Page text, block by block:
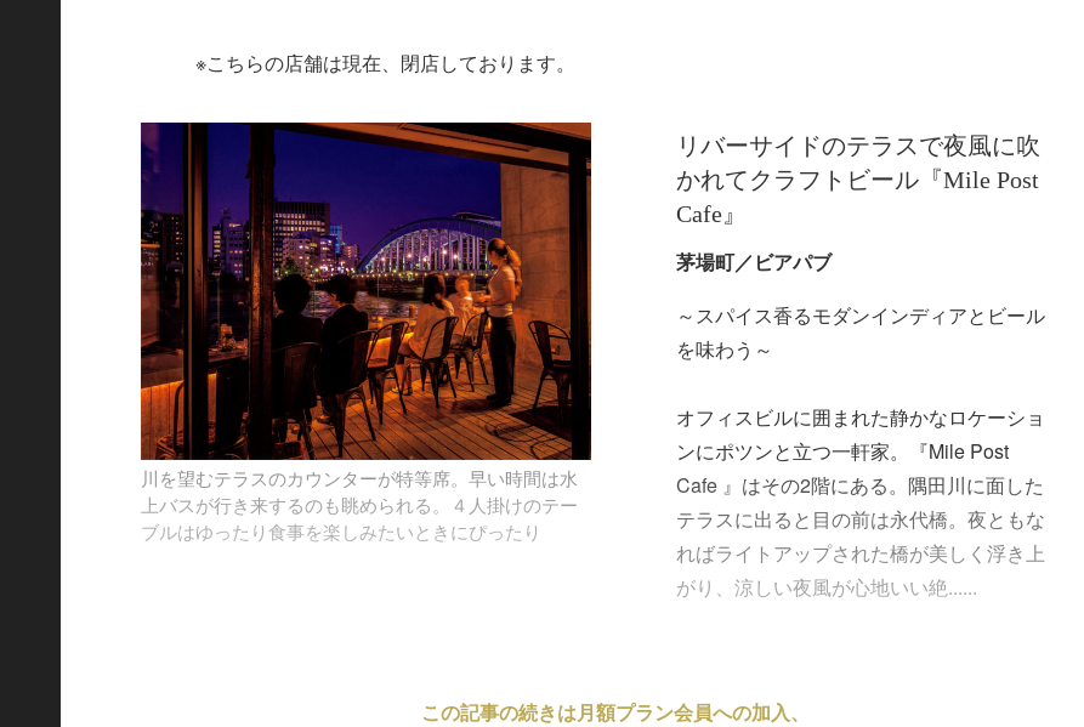
※こちらの店舗は現在、閉店しております。
川を望むテラスのカウンターが特等席。早い時間は水
上バスが行き来するのも眺められる。４人掛けのテー
ブルはゆったり食事を楽しみたいときにぴったり
リバーサイドのテラスで夜風に吹
かれてクラフトビール『Mile Post
Cafe』
茅場町／ビアパブ
～スパイス香るモダンインディアとビール
を味わう～
オフィスビルに囲まれた静かなロケーショ
ンにポツンと立つ一軒家。『Mile Post
Cafe 』はその2階にある。隅田川に面した
テラスに出ると目の前は永代橋。夜ともな
ればライトアップされた橋が美しく浮き上
がり、涼しい夜風が心地いい絶......
この記事の続きは月額プラン会員への加入、